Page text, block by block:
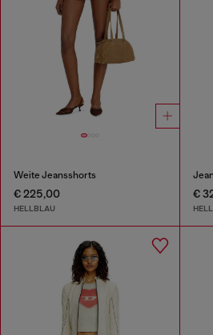
Weite Jeansshorts
€ 225,00
HELLBLAU
€